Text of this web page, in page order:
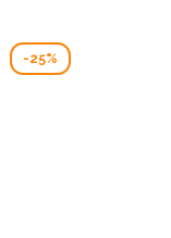
-25%